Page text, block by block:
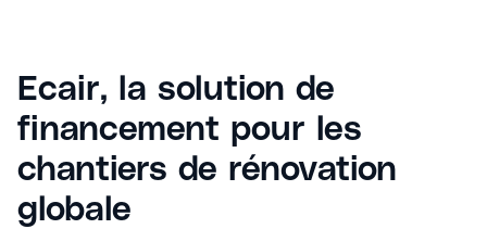
Ecair, la solution de
financement pour les
chantiers de rénovation
globale